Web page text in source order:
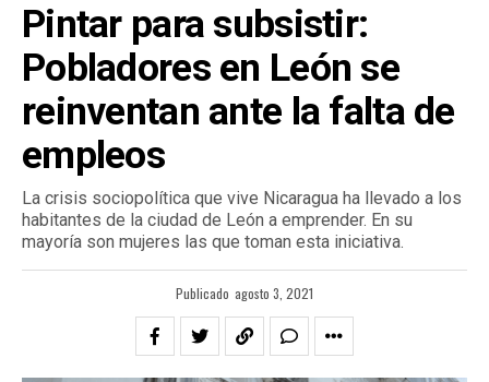
Pintar para subsistir:
Pobladores en León se
reinventan ante la falta de
empleos
La crisis sociopolítica que vive Nicaragua ha llevado a los
habitantes de la ciudad de León a emprender. En su
mayoría son mujeres las que toman esta iniciativa.
Publicado agosto 3, 2021